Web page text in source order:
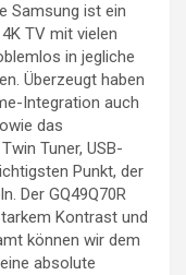
Samsung ist ein
TV mit vielen
in jegliche
Überzeugt haben
Integration auch
das
Tuner, USB-
Punkt, der
Der GQ49Q70R
Kontrast und
können wir dem
absolute